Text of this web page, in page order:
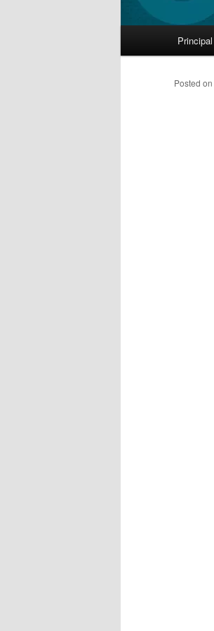
Skip
to
Principal
Posted on